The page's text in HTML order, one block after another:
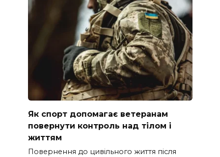
Як спорт допомагає ветеранам
повернути контроль над тілом і
життям
Повернення до цивільного життя після